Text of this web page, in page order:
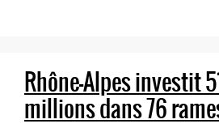
Rhône-Alpes investit
millions dans 76